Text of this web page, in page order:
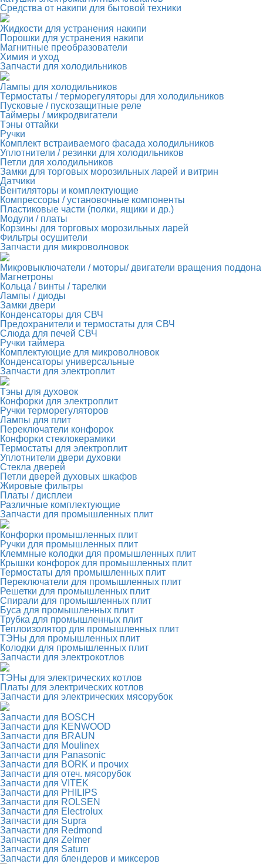
Средства от накипи для бытовой техники
Жидкости для устранения накипи
Порошки для устранения накипи
Магнитные преобразователи
Химия и уход
Запчасти для холодильников
Лампы для холодильников
Термостаты / терморегуляторы для холодильников
Пусковые / пускозащитные реле
Таймеры / микродвигатели
Тэны оттайки
Ручки
Комплект встраиваемого фасада холодильников
Уплотнители / резинки для холодильников
Петли для холодильников
Замки для торговых морозильных ларей и витрин
Датчики
Вентиляторы и комплектующие
Компрессоры / установочные компоненты
Пластиковые части (полки, ящики и др.)
Модули / платы
Корзины для торговых морозильных ларей
Фильтры осушители
Запчасти для микроволновок
Микровыключатели / моторы/ двигатели вращения поддона
Магнетроны
Кольца / винты / тарелки
Лампы / диоды
Замки двери
Конденсаторы для СВЧ
Предохранители и термостаты для СВЧ
Слюда для печей СВЧ
Ручки таймера
Комплектующие для микроволновок
Конденсаторы универсальные
Запчасти для электроплит
Тэны для духовок
Конфорки для электроплит
Ручки терморегуляторов
Лампы для плит
Переключатели конфорок
Конфорки стеклокерамики
Термостаты для электроплит
Уплотнители двери духовки
Стекла дверей
Петли дверей духовых шкафов
Жировые фильтры
Платы / дисплеи
Различные комплектующие
Запчасти для промышленных плит
Конфорки промышленных плит
Ручки для промышленных плит
Клеммные колодки для промышленных плит
Крышки конфорок для промышленных плит
Термостаты для промышленных плит
Переключатели для промышленных плит
Решетки для промышленных плит
Спирали для промышленных плит
Буса для промышленных плит
Трубка для промышленных плит
Теплоизолятор для промышленных плит
ТЭНы для промышленных плит
Колодки для промышленных плит
Запчасти для электрокотлов
ТЭНы для электрических котлов
Платы для электрических котлов
Запчасти для электрических мясорубок
Запчасти для BOSCH
Запчасти для KENWOOD
Запчасти для BRAUN
Запчасти для Moulinex
Запчасти для Panasonic
Запчасти для BORK и прочих
Запчасти для отеч. мясорубок
Запчасти для VITEK
Запчасти для PHILIPS
Запчасти для ROLSEN
Запчасти для Electrolux
Запчасти для Supra
Запчасти для Redmond
Запчасти для Zelmer
Запчасти для Saturn
Запчасти для блендеров и миксеров